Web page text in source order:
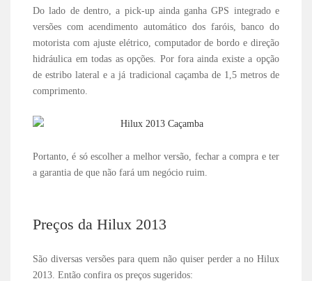
Do lado de dentro, a pick-up ainda ganha GPS integrado e
versões com acendimento automático dos faróis, banco do
motorista com ajuste elétrico, computador de bordo e direção
hidráulica em todas as opções. Por fora ainda existe a opção
de estribo lateral e a já tradicional caçamba de 1,5 metros de
comprimento.
Portanto, é só escolher a melhor versão, fechar a compra e ter
a garantia de que não fará um negócio ruim.
Preços da Hilux 2013
São diversas versões para quem não quiser perder a no Hilux
2013. Então confira os preços sugeridos: